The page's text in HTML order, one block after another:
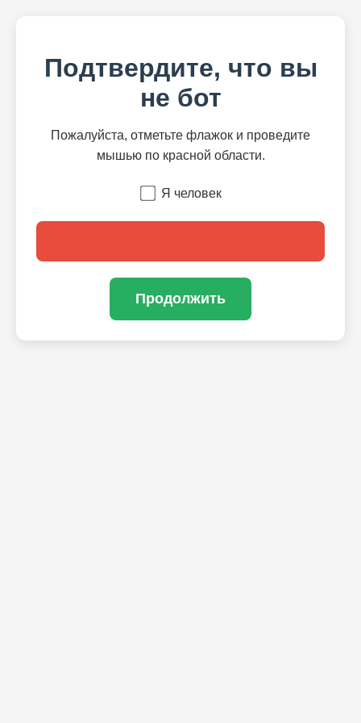
Подтвердите, что вы
не бот
Пожалуйста, отметьте флажок и проведите
мышью по красной области.
Я человек
Продолжить